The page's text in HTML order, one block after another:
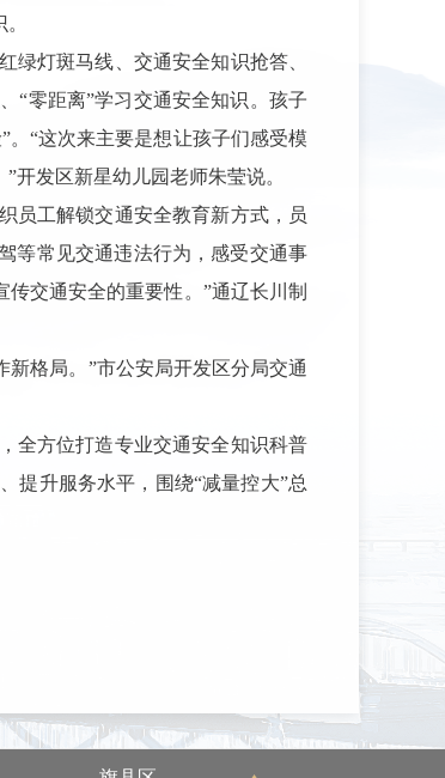
灯斑马线、交通安全知识抢答、
“零距离”学习交通安全知识。孩子
“这次来主要是想让孩子们感受模
发区新星幼儿园老师朱莹说。
员工解锁交通安全教育新方式，员
等常见交通违法行为，感受交通事
交通安全的重要性。”通辽长川制
格局。”市公安局开发区分局交通
全方位打造专业交通安全知识科普
提升服务水平，围绕“减量控大”总